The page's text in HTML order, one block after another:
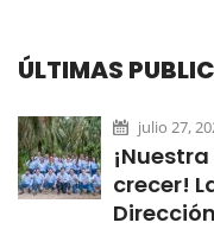
ÚLTIMAS
julio 27,
crecer!
Dirección